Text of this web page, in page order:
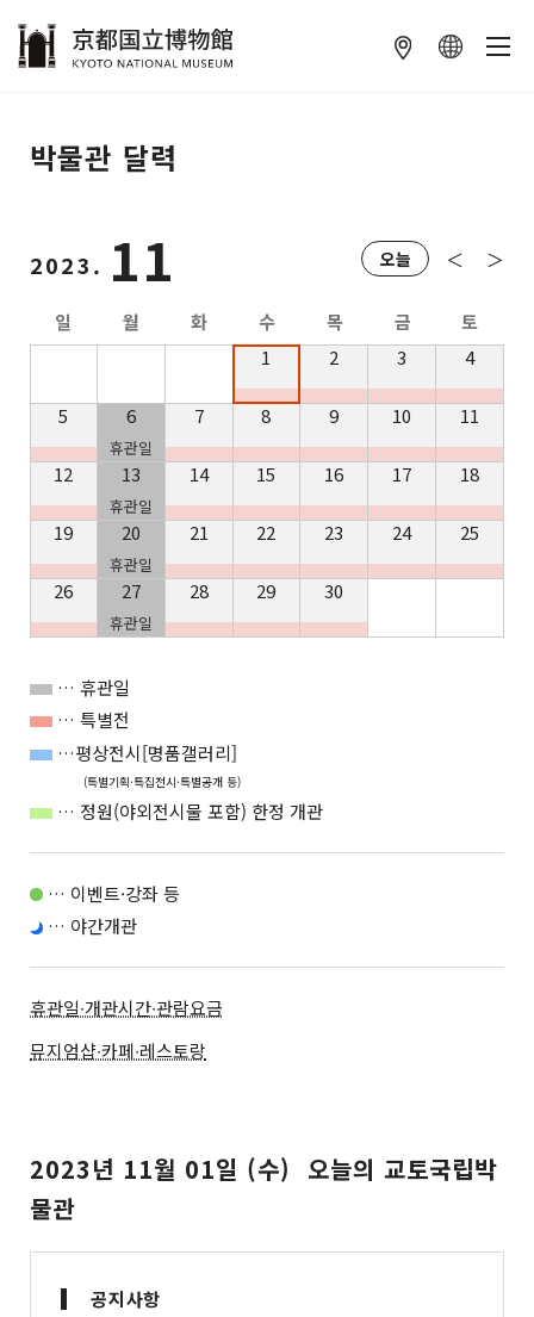
박물관 달력
2023. 11 오늘 ＜ ＞
일 월 화 수 목 금
토
1
2 3 4
5 6
휴관일
7 8 9 10 11
12 13
휴관일
14 15 16 17 18
19 20
휴관일
21 22 23 24 25
26 27
휴관일
28 29 30
… 휴관일
… 특별전
…평상전시[명품갤러리]
(특별기획·특집전시·특별공개 등)
… 정원(야외전시물 포함) 한정 개관
… 이벤트·강좌 등
… 야간개관
휴관일∙개관시간∙관람요금
뮤지엄샵∙카페∙레스토랑
2023년 11월 01일 (수) 오늘의 교토국립박
물관
공지사항